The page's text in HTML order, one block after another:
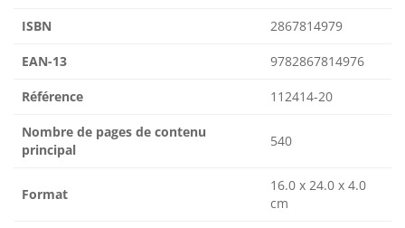
ISBN 2867814979
EAN-13 9782867814976
Référence 112414-20
Nombre de pages de contenu
principal
540
Format
16.0 x 24.0 x 4.0
cm